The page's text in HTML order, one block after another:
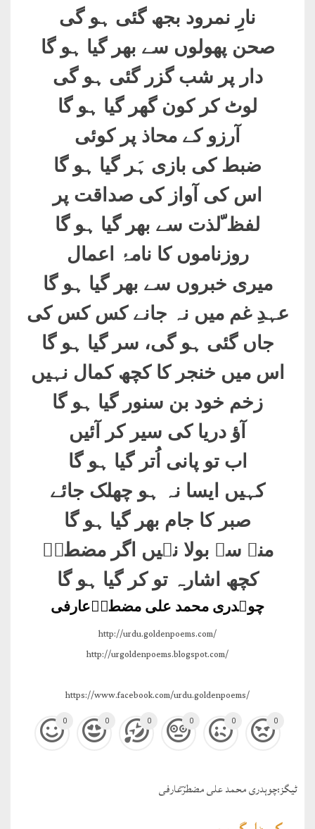
نارِ نمرود بجھ گئی ہو گی
صحن پھولوں سے بھر گیا ہو گا
دار پر شب گزر گئی ہو گی
لوٹ کر کون گھر گیا ہو گا
آرزو کے محاذ پر کوئی
ضبط کی بازی ہَر گیا ہو گا
اس کی آواز کی صداقت پر
لفظ ّلذت سے بھر گیا ہو گا
روزناموں کا نامۂ اعمال
میری خبروں سے بھر گیا ہو گا
عہدِ غم میں نہ جانے کس کس کی
جاں گئی ہو گی، سر گیا ہو گا
اس میں خنجر کا کچھ کمال نہیں
زخم خود بن سنور گیا ہو گا
آؤ دریا کی سیر کر آئیں
اب تو پانی اُتر گیا ہو گا
کہیں ایسا نہ ہو چھلک جائے
صبر کا جام بھر گیا ہو گا
منہ سے بولا نہیں اگر مضطرؔ
کچھ اشارہ تو کر گیا ہو گا
چوہدری محمد علی مضطرؔعارفی
http://urdu.goldenpoems.com/
http://urgoldenpoems.blogspot.com/
https://www.facebook.com/urdu.goldenpoems/
0 0 0 0 0 0
ٹيگز:چوہدری محمد علی مضطرؔعارفی